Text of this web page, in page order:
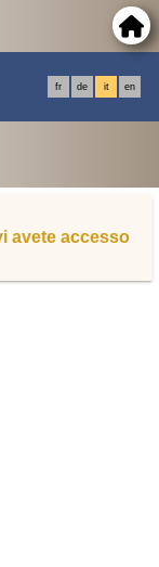
fr de it en
avete accesso